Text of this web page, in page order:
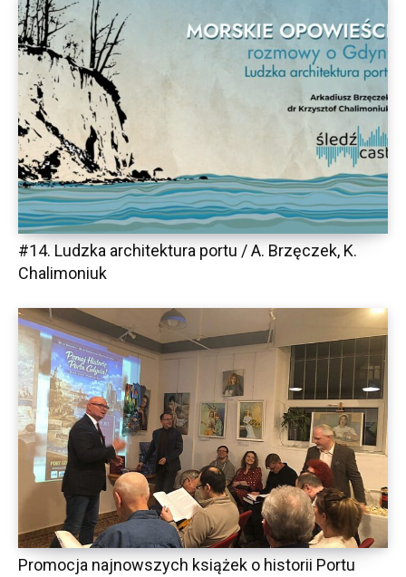
#14. Ludzka architektura portu / A. Brzęczek, K.
Chalimoniuk
Promocja najnowszych książek o historii Portu